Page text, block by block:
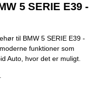
5 SERIE E39 -
til BMW 5 SERIE E39 -
funktioner som
Auto, hvor det er muligt.